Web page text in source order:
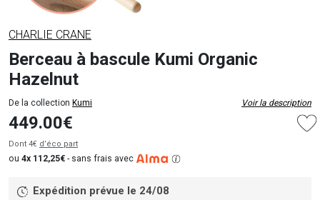
CHARLIE CRANE
Berceau à bascule Kumi Organic
Hazelnut
De la collection Kumi Voir la description
449.00€
Dont 4€ d’éco part
ou 4x 112,25€ - sans frais avec
Expédition prévue le 24/08